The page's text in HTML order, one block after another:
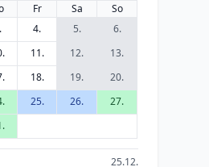
Fr Sa
So
4. 5.
6.
11. 12.
13.
18. 19.
20.
25. 26.
27.
25.12.